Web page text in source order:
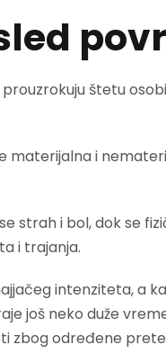
štetu
materijalna i
strah i bol, dok se
i trajanja.
intenziteta, a
još neko duže
zbog određene